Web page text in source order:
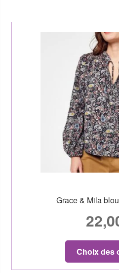
Grace & Mila
Choix des